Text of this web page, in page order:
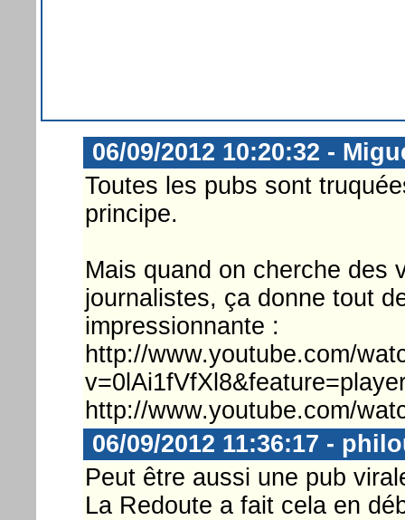
06/09/2012 10:20:32 -
Toutes les pubs sont
principe.
Mais quand on cherche des
journalistes, ça donne tout
impressionnante :
http://www.youtube.com/
http://www.youtube.com/
06/09/2012 11:36:17 -
Peut être aussi une pub
La Redoute a fait cela en